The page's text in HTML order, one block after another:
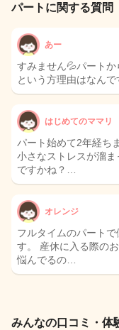
パートに関する質問
あー
すみません💦パート
という方理由はなんで
はじめてのママリ
パート始めて2年経ち
小さなストレスが溜
ですかね？…
オレンジ
フルタイムのパート
す。 産休に入る際の
悩んでるの…
みんなの口コミ・体